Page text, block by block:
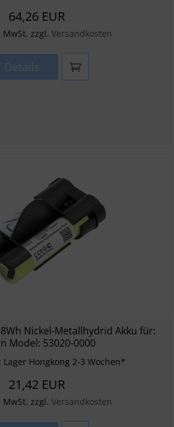
64,26 EUR
MwSt. zzgl. Versandkosten
Details
Nickel-Metallhydrid Akku für:
Model: 53020-0000
Lager Hongkong 2-3 Wochen*
21,42 EUR
MwSt. zzgl. Versandkosten